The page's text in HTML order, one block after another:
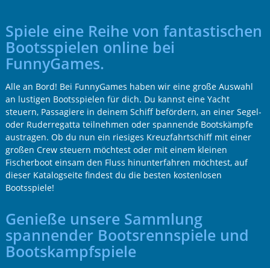
Spiele eine Reihe von fantastischen
Bootsspielen online bei
FunnyGames.
Alle an Bord! Bei FunnyGames haben wir eine große Auswahl
an lustigen Bootsspielen für dich. Du kannst eine Yacht
steuern, Passagiere in deinem Schiff befördern, an einer Segel-
oder Ruderregatta teilnehmen oder spannende Bootskämpfe
austragen. Ob du nun ein riesiges Kreuzfahrtschiff mit einer
großen Crew steuern möchtest oder mit einem kleinen
Fischerboot einsam den Fluss hinunterfahren möchtest, auf
dieser Katalogseite findest du die besten kostenlosen
Bootsspiele!
Genieße unsere Sammlung
spannender Bootsrennspiele und
Bootskampfspiele